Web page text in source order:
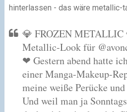
hinterlassen - das wäre metallic-
💎 FROZEN METALLIC
Metallic-Look für
❤ Gestern abend hatte
einer Manga-Makeup-
meine weiße Perücke
Und weil man ja